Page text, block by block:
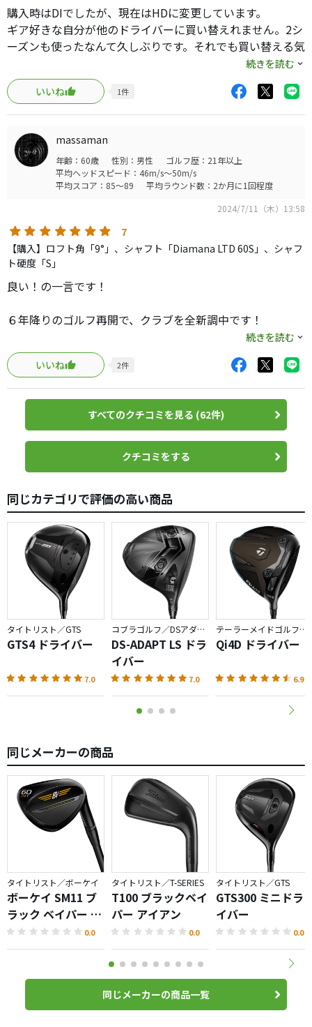
購入時はDIでしたが、現在はHDに変更しています。
ギア好きな自分が他のドライバーに買い替えれません。2シ
ーズンも使ったなんて久しぶりです。それでも買い替える気
初速出ます。飛びます。
スピンも適正範囲内。
直進性確かに良いですが、ドロー、フェード、どちらも
OK。曲げたきゃ曲げれます。
GT発表されましたけど、10万出してまで買い替える気にな
TSR2買った時は値段高くてコスパ悪いと思いましたが、
GTの値段は引いちゃいました。
マークダウンのTSR2を買うのが最もコスパ良く、満足でき
る方も多いのでは？と感じます。
個人的には顔もいいし名器確定です。
続きを読む
いいね
1件
massaman
年齢：60歳 性別：男性
ゴルフ歴：21年以上
平均ヘッドスピード：46m/s～50m/s
平均スコア：85～89
平均ラウンド数：2か月に1回程度
2024/7/11（木）13:58
7
【購入】ロフト角「9°」、シャフト「Diamana LTD 60S」、シャフ
ト硬度「S」
良い！の一言です！
６年降りのゴルフ再開で、クラブを全新調中です！
ドライバーに関しては３０年以上タイトリスト使用中で
す。
最後が915を使用。今回は、TSR2 とTSR3で迷いブランク
と
年齢を考えてTSR2 に決定！
大正解でした。勿論シャフトとの相性もありますが、
今回は、Diamana LTD 60Sをオーダーしました。
私自身 Diamana系の元調子が合うので、今回も三菱
これも、大正解！６年前と変わらない飛距離でビックリ！
方向性は、６年前より格段に良くなっていました。
打感も、910以来の私好みの柔らかい打感に！
打音も、金属音が殆どなく心地よい低音で文句なし。
唯一の不満は、曲がらない！つかまります。
左に飛んだ後、修正しようとカット目に入れても左へ。
まあ、その時はスイングが悪いんでしょうね。"笑"
その点が解消できればとTSR3も欲しくなり購入しました！
まだ、打ってないので楽しみです！
続きを読む
いいね
2件
すべてのクチコミを見る (62件)
クチコミをする
同じカテゴリで評価の高い商品
タイトリスト／GTS
GTS4 ドライバー
7.0
コブラゴルフ／DSアダプト
DS-ADAPT LS ドラ
イバー
7.0
テーラーメイドゴルフ／Qi4D
Qi4D ドライバー
6.9
同じメーカーの商品
タイトリスト／ボーケイ
ボーケイ SM11 ブ
ラック ベイパー ウ
ェッジ
0.0
タイトリスト／T-SERIES
T100 ブラックベイ
パー アイアン
0.0
タイトリスト／GTS
GTS300 ミニドラ
イバー
0.0
同じメーカーの商品一覧